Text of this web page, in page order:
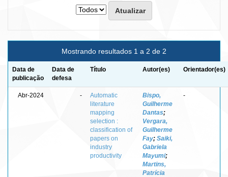
Mostrando resultados 1 a 2 de 2
Data de
publicação
Data de
defesa
Título Autor(es) Orientador(es)
Abr-2024 -
Automatic
literature
mapping
selection :
classification of
papers on
industry
productivity
Bispo,
Guilherme
Dantas;
Vergara,
Guilherme
Fay; Saiki,
Gabriela
Mayumi;
Martins,
Patrícia
-